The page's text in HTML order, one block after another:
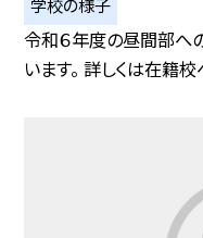
令和６年度の昼間部へ
います。 詳しくは在籍